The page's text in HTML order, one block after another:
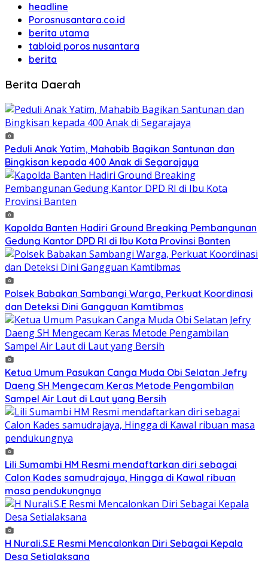
headline
Porosnusantara.co.id
berita utama
tabloid poros nusantara
berita
Berita Daerah
Peduli Anak Yatim, Mahabib Bagikan Santunan dan
Bingkisan kepada 400 Anak di Segarajaya
Kapolda Banten Hadiri Ground Breaking Pembangunan
Gedung Kantor DPD RI di Ibu Kota Provinsi Banten
Polsek Babakan Sambangi Warga, Perkuat Koordinasi
dan Deteksi Dini Gangguan Kamtibmas
Ketua Umum Pasukan Canga Muda Obi Selatan Jefry
Daeng SH Mengecam Keras Metode Pengambilan
Sampel Air Laut di Laut yang Bersih
Lili Sumambi HM Resmi mendaftarkan diri sebagai
Calon Kades samudrajaya, Hingga di Kawal ribuan
masa pendukungnya
H Nurali.S.E Resmi Mencalonkan Diri Sebagai Kepala
Desa Setialaksana